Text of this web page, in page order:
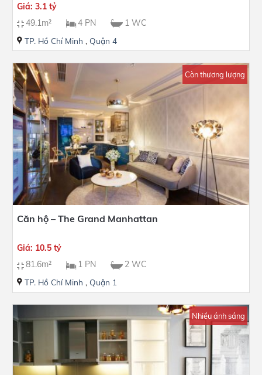
Giá: 3.1 tỷ
49.1m²
4 PN 1 WC
TP. Hồ Chí Minh , Quận 4
Còn thương lượng
Căn hộ – The Grand Manhattan
Giá: 10.5 tỷ
81.6m²
1 PN 2 WC
TP. Hồ Chí Minh , Quận 1
Nhiều ánh sáng